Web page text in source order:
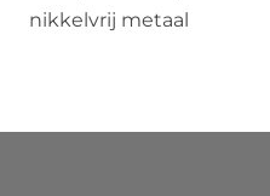
nikkelvrij metaal